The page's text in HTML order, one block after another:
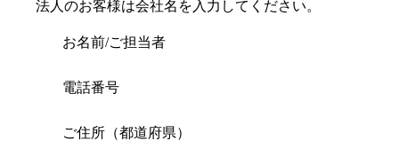
法人のお客様は会社名を入力してください。
お名前/ご担当者
電話番号
ご住所（都道府県）